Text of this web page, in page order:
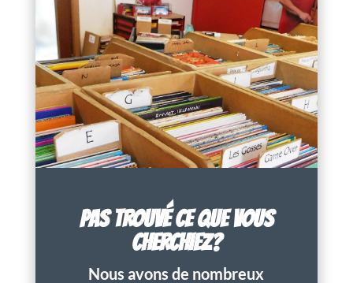
PAS TROUVÉ CE QUE VOUS
CHERCHIEZ?
Nous avons de nombreux